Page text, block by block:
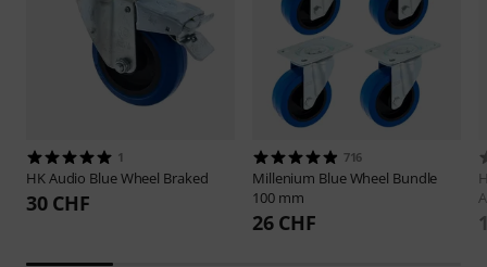
1
HK Audio Blue Wheel Braked
30 CHF
716
Millenium Blue Wheel Bundle
100 mm
26 CHF
A